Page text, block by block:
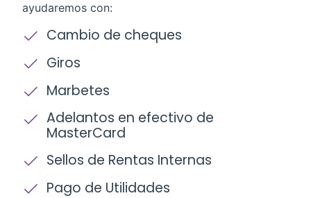
ayudaremos con:
Cambio de cheques
Giros
Marbetes
Adelantos en efectivo de
MasterCard
Sellos de Rentas Internas
Pago de Utilidades